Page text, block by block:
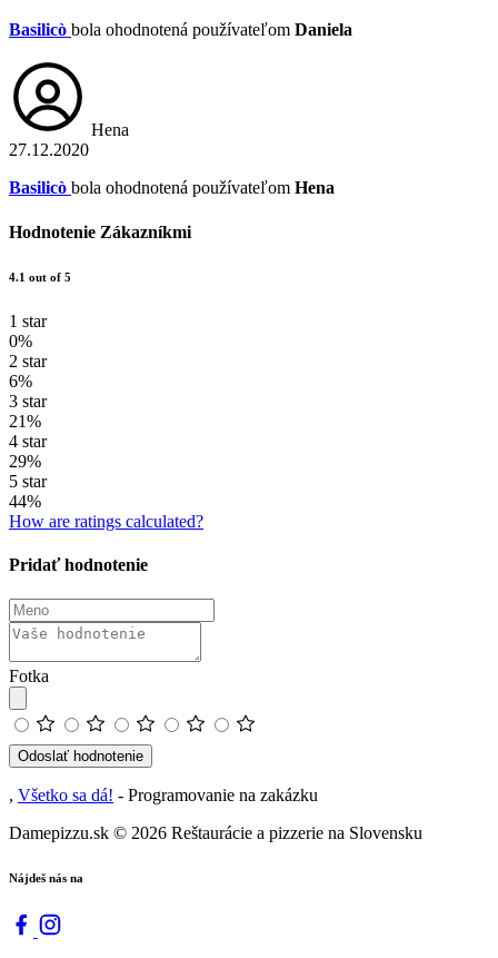
Basilicò bola ohodnotená používateľom Daniela
Hena
27.12.2020
Basilicò bola ohodnotená používateľom Hena
Hodnotenie Zákazníkmi
4.1 out of 5
1 star
0%
2 star
6%
3 star
21%
4 star
29%
5 star
44%
How are ratings calculated?
Pridať hodnotenie
Fotka
Odoslať hodnotenie
, Všetko sa dá! - Programovanie na zakázku
Damepizzu.sk © 2026 Reštaurácie a pizzerie na Slovensku
Nájdeš nás na